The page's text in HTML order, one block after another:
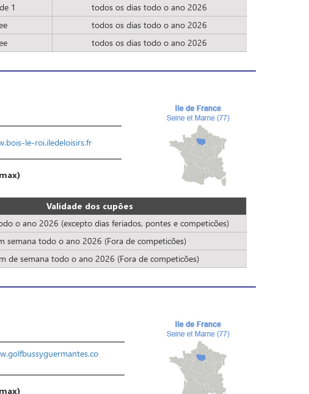
1
todos os dias todo o ano 2026
todos os dias todo o ano 2026
todos os dias todo o ano 2026
le-roi.iledeloisirs.fr
Validade dos cupões
o ano 2026 (excepto dias feriados, pontes e competicões)
semana todo o ano 2026 (Fora de competicões)
de semana todo o ano 2026 (Fora de competicões)